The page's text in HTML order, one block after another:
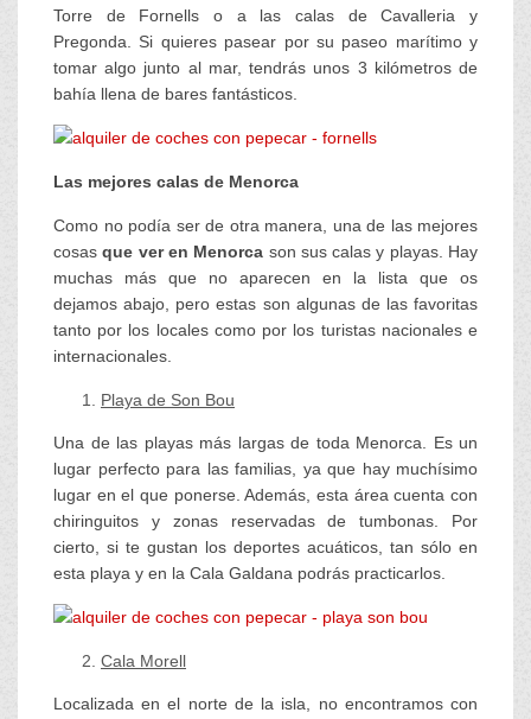
Torre de Fornells o a las calas de Cavalleria y
Pregonda. Si quieres pasear por su paseo marítimo y
tomar algo junto al mar, tendrás unos 3 kilómetros de
bahía llena de bares fantásticos.
Las mejores calas de Menorca
Como no podía ser de otra manera, una de las mejores
cosasque ver en Menorca son sus calas y playas. Hay
muchas más que no aparecen en la lista que os
dejamos abajo, pero estas son algunas de las favoritas
tanto por los locales como por los turistas nacionales e
internacionales.
Playa de Son Bou
Una de las playas más largas de toda Menorca. Es un
lugar perfecto para las familias, ya que hay muchísimo
lugar en el que ponerse. Además, esta área cuenta con
chiringuitos y zonas reservadas de tumbonas. Por
cierto, si te gustan los deportes acuáticos, tan sólo en
esta playa y en la Cala Galdana podrás practicarlos.
Cala Morell
Localizada en el norte de la isla, no encontramos con